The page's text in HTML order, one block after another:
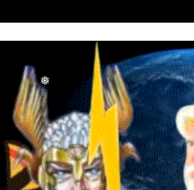
❅